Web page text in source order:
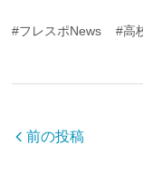
e
b
o
er
e
#フレスポNews #高
前の投稿